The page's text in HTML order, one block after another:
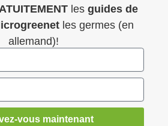
les guides de
les germes (en
allemand)!
vous maintenant